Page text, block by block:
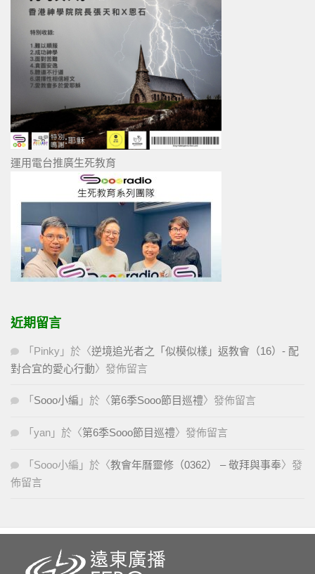
運用電台推廣生死教育
近期留言
「 Pinky 」於〈逆境追光者之「似模似樣」返教會（16）- 配
對合宜的愛心行動〉發佈留言
「 Sooo小編 」於〈第6季Sooo節目巡禮〉發佈留言
「 yan 」於〈第6季Sooo節目巡禮〉發佈留言
「 Sooo小編 」於〈教會年曆靈修（0362） – 敬拜與事奉〉發
佈留言